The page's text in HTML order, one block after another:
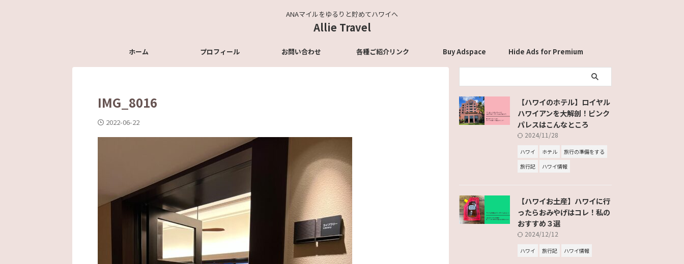
ANAマイルをゆるりと貯めてハワイへ
Allie Travel
ホーム プロフィール お問い合わせ 各種ご紹介リンク Buy Adspace Hide Ads for Premium
IMG_8016
2022-06-22
【ハワイのホテル】ロイヤル
ハワイアンを大解剖！ピンク
パレスはこんなところ
2024/11/28
ハワイ ホテル
旅行の準備をする
旅行記
ハワイ情報
【ハワイお土産】ハワイに行
ったらおみやげはコレ！私の
おすすめ３選
2024/12/12
ハワイ 旅行記 ハワイ情報